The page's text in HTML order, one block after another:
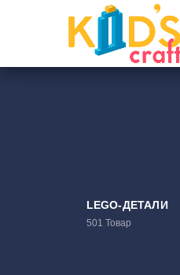
LEGO-ДЕТАЛИ
501 Товар